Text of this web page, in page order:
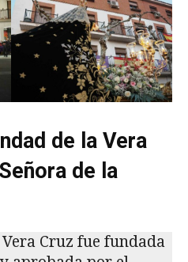
de la Vera
de la
Cruz fue fundada